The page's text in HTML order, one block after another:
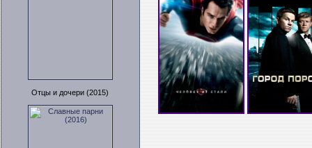
Отцы и дочери (2015)